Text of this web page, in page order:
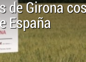
de Girona
España